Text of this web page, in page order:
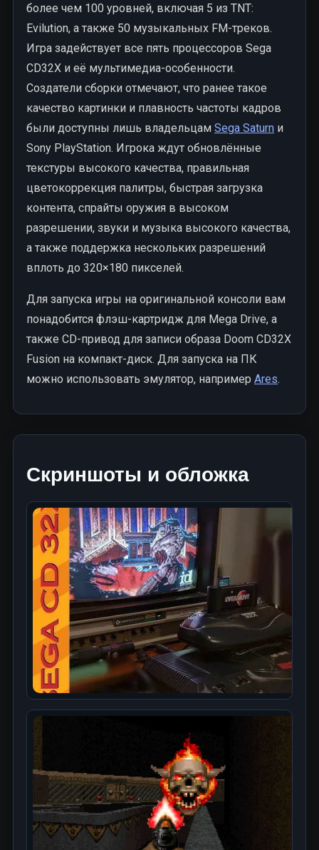
более чем 100 уровней, включая 5 из TNT:
Evilution, а также 50 музыкальных FM-треков.
Игра задействует все пять процессоров Sega
CD32X и её мультимедиа-особенности.
Создатели сборки отмечают, что ранее такое
качество картинки и плавность частоты кадров
были доступны лишь владельцам Sega Saturn и
Sony PlayStation. Игрока ждут обновлённые
текстуры высокого качества, правильная
цветокоррекция палитры, быстрая загрузка
контента, спрайты оружия в высоком
разрешении, звуки и музыка высокого качества,
а также поддержка нескольких разрешений
вплоть до 320×180 пикселей.
Для запуска игры на оригинальной консоли вам
понадобится флэш-картридж для Mega Drive, а
также CD-привод для записи образа Doom CD32X
Fusion на компакт-диск. Для запуска на ПК
можно использовать эмулятор, например Ares.
Скриншоты и обложка